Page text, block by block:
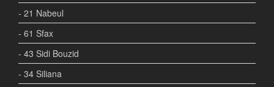
- 21 Nabeul
- 61 Sfax
- 43 Sidi Bouzid
- 34 Siliana